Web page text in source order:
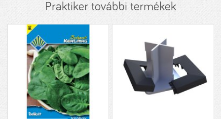
Praktiker további termékek